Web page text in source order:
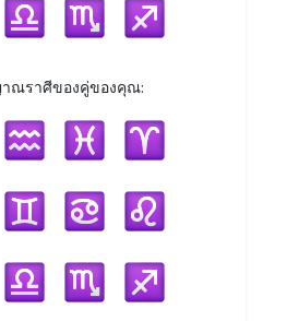
ณราศีของคู่ของคุณ: